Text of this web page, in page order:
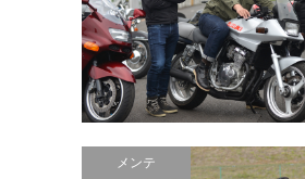
メンテ